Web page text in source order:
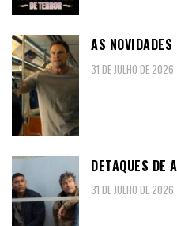
AS
31 DE JULHO DE 2026
DETAQUES DE
31 DE JULHO DE 2026